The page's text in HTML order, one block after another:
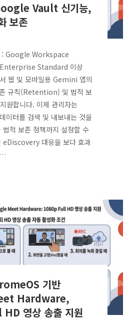
Vault 신기능,
보존
: Google Workspace
Standard 이상
웹 및 모바일용 Gemini 앱의
규칙(Retention) 및 법적 보
원합니다. 이제 관리자는
이터를 검색 및 내보내는 것을
법적 보존 정책까지 설정할 수
eDiscovery 대응을 보다 효과
…
기반
Hardware,
영상 송출 지원